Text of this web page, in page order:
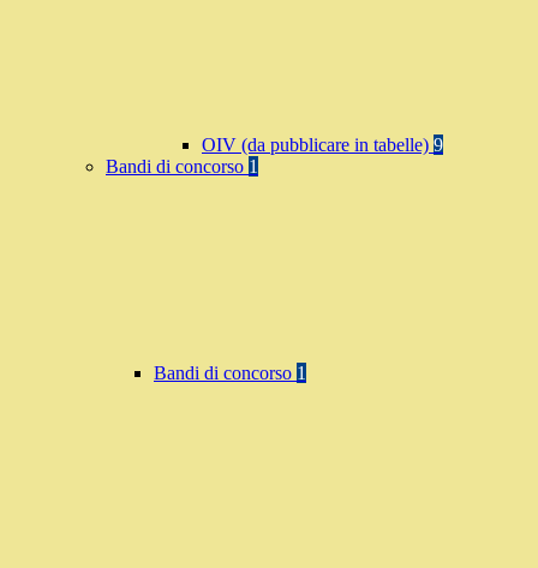
OIV (da pubblicare in tabelle) 9
Bandi di concorso 1
Bandi di concorso 1